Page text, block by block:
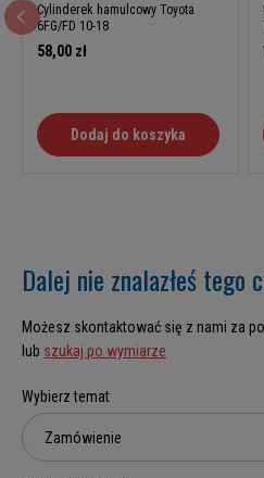
Cylinderek hamulcowy Toyota
6FG/FD 10-18
58,00 zł
Dodaj do koszyka
Dalej nie znalazłeś tego
Możesz skontaktować się z nami za
lub szukaj po wymiarze